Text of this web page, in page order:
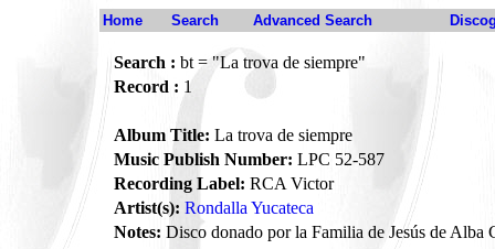
Home Search Advanced Search
Search : bt = "La trova de siempre"
Record : 1
Album Title: La trova de siempre
Music Publish Number: LPC 52-587
Recording Label: RCA Victor
Artist(s): Rondalla Yucateca
Notes: Disco donado por la Familia de Jesús de Alba